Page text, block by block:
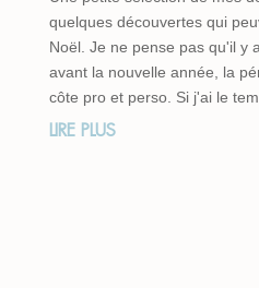
quelques découvertes qui
Noël. Je ne pense pas qu'il y
avant la nouvelle année, la
côte pro et perso. Si j'ai le
LIRE PLUS